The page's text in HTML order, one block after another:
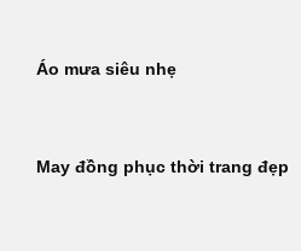
Áo mưa siêu nhẹ
May đồng phục thời trang đẹp